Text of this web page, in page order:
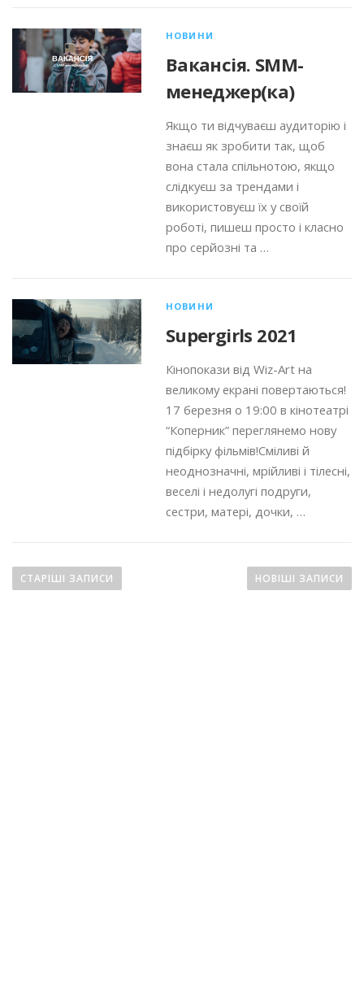
НОВИНИ
Вакансія. SMM-
менеджер(ка)
Якщо ти відчуваєш аудиторію і
знаєш як зробити так, щоб
вона стала спільнотою, якщо
слідкуєш за трендами і
використовуєш їх у своїй
роботі, пишеш просто і класно
про серйозні та …
НОВИНИ
Supergirls 2021
Кінопокази від Wiz-Art на
великому екрані повертаються!
17 березня о 19:00 в кінотеатрі
“Коперник” переглянемо нову
підбірку фільмів!Сміливі й
неоднозначні, мрійливі і тілесні,
веселі і недолугі подруги,
сестри, матері, дочки, …
а
в
СТАРІШІ ЗАПИСИ НОВІШІ ЗАПИСИ